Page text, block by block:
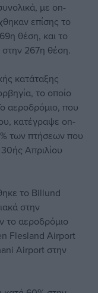
με on-
επίσης το
θέση, και το
στην 267η θέση.
κατάταξης
το οποίο
αεροδρόμιο, που
κατέγραψε on-
των πτήσεων που
Απριλίου
το Billund
στην
το αεροδρόμιο
Flesland Airport
Airport στην